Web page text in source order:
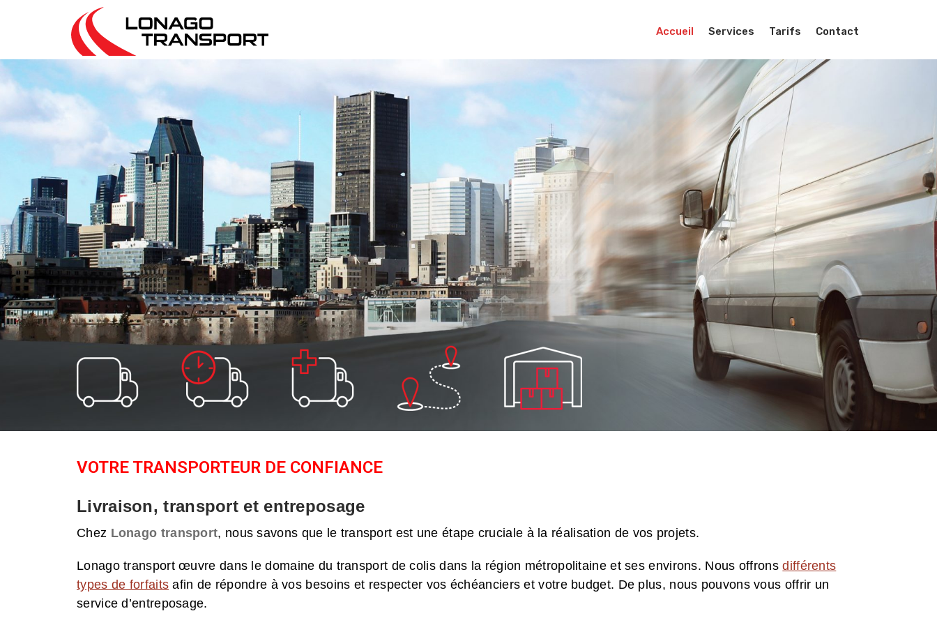
Accueil Services Tarifs Contact
VOTRE TRANSPORTEUR DE CONFIANCE
Livraison, transport et entreposage
Chez Lonago transport, nous savons que le transport est une étape cruciale à la réalisation de vos projets.
Lonago transport œuvre dans le domaine du transport de colis dans la région métropolitaine et ses environs. Nous offronsdifférents
types de forfaits afin de répondre à vos besoins et respecter vos échéanciers et votre budget. De plus, nous pouvons vous offrir un
service d’entreposage.